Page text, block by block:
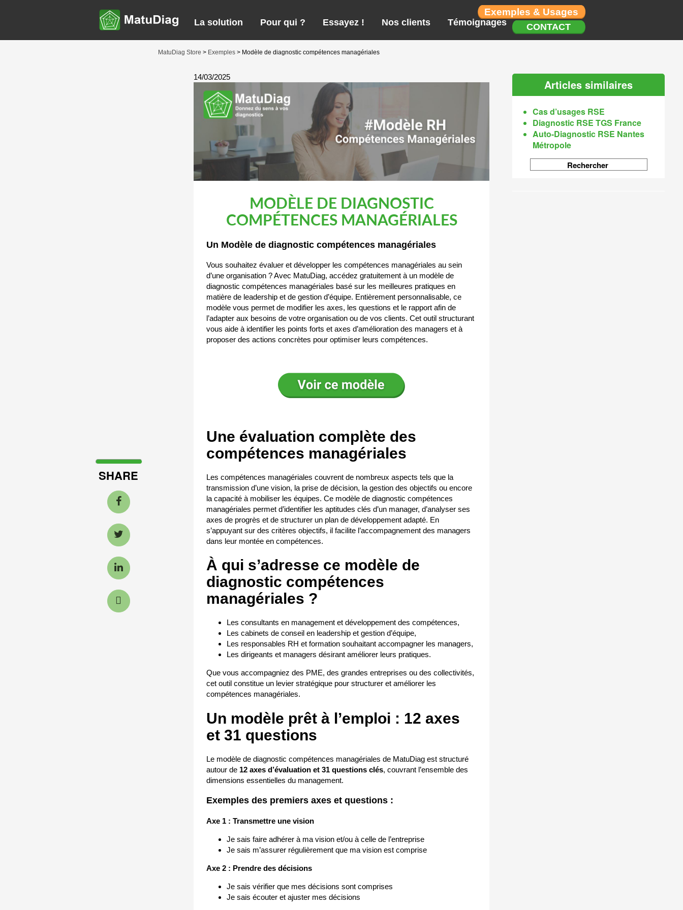
La solution Pour qui ? Essayez ! Nos clients Témoignages
Exemples & Usages
CONTACT
SHARE
MatuDiag Store > Exemples > Modèle de diagnostic compétences managériales
14/03/2025
MODÈLE DE DIAGNOSTIC
COMPÉTENCES MANAGÉRIALES
Un Modèle de diagnostic compétences managériales
Vous souhaitez évaluer et développer les compétences managériales au sein
d’une organisation ? Avec MatuDiag, accédez gratuitement à un modèle de
diagnostic compétences managériales basé sur les meilleures pratiques en
matière de leadership et de gestion d’équipe. Entièrement personnalisable, ce
modèle vous permet de modifier les axes, les questions et le rapport afin de
l’adapter aux besoins de votre organisation ou de vos clients. Cet outil structurant
vous aide à identifier les points forts et axes d’amélioration des managers et à
proposer des actions concrètes pour optimiser leurs compétences.
Une évaluation complète des
compétences managériales
Les compétences managériales couvrent de nombreux aspects tels que la
transmission d’une vision, la prise de décision, la gestion des objectifs ou encore
la capacité à mobiliser les équipes. Ce modèle de diagnostic compétences
managériales permet d’identifier les aptitudes clés d’un manager, d’analyser ses
axes de progrès et de structurer un plan de développement adapté. En
s’appuyant sur des critères objectifs, il facilite l’accompagnement des managers
dans leur montée en compétences.
À qui s’adresse ce modèle de
diagnostic compétences
managériales ?
Les consultants en management et développement des compétences,
Les cabinets de conseil en leadership et gestion d’équipe,
Les responsables RH et formation souhaitant accompagner les managers,
Les dirigeants et managers désirant améliorer leurs pratiques.
Que vous accompagniez des PME, des grandes entreprises ou des collectivités,
cet outil constitue un levier stratégique pour structurer et améliorer les
compétences managériales.
Un modèle prêt à l’emploi : 12 axes
et 31 questions
Le modèle de diagnostic compétences managériales de MatuDiag est structuré
autour de 12 axes d’évaluation et 31 questions clés, couvrant l’ensemble des
dimensions essentielles du management.
Exemples des premiers axes et questions :
Axe 1 : Transmettre une vision
Je sais faire adhérer à ma vision et/ou à celle de l’entreprise
Je sais m’assurer régulièrement que ma vision est comprise
Axe 2 : Prendre des décisions
Je sais vérifier que mes décisions sont comprises
Je sais écouter et ajuster mes décisions
Articles similaires
Cas d’usages RSE
Diagnostic RSE TGS France
Auto-Diagnostic RSE Nantes
Métropole